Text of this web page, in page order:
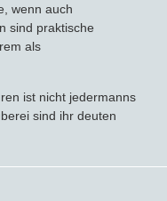
wenn auch
sind praktische
als
ist nicht jedermanns
sind ihr deuten